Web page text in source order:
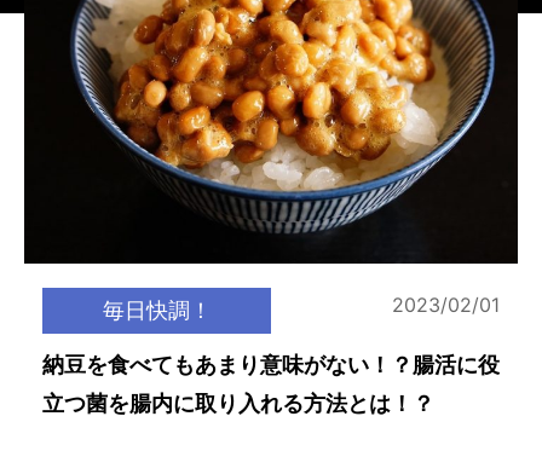
毎日快調！ 2023/02/01
納豆を食べてもあまり意味がない！？腸活に役
立つ菌を腸内に取り入れる方法とは！？